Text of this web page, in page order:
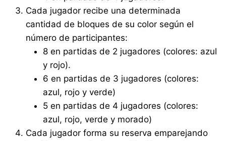
Cada jugador recibe una determinada
cantidad de bloques de su color según el
número de participantes:
8 en partidas de 2 jugadores (colores: azul
y rojo).
6 en partidas de 3 jugadores (colores:
azul, rojo y verde)
5 en partidas de 4 jugadores (colores:
azul, rojo, verde y morado)
Cada jugador forma su reserva emparejando